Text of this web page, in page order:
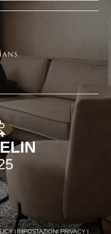
jSPA
|IMPOSTAZIONI PRIVACY |